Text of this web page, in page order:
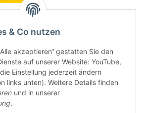
haben wir ein Ladengeschäft in Hütten:
& Co nutzen
akzeptieren“ gestatten Sie den
auf unserer Website: YouTube,
Einstellung jederzeit ändern
links unten). Weitere Details finden
und in unserer
.